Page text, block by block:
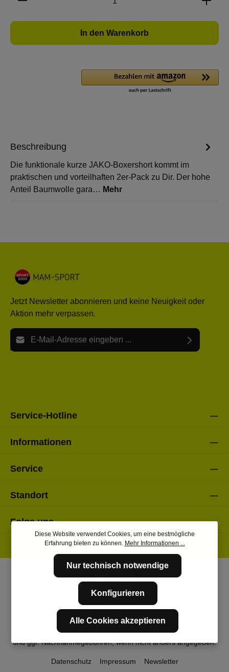
In den Warenkorb
Beschreibung
Die funktionale kurze JAKO-Boxershort kommt im
praktischen und vorteilhaften 2er-Pack zu Dir. Der hohe
Anteil Baumwolle gara… Mehr
Jetzt Newsletter abonnieren und keine Neuigkeit oder
Aktion mehr verpassen.
E-Mail-Adresse*
Service-Hotline
Informationen
Service
Standort
Folge uns
* Alle Preise inkl. gesetzl. Mehrwertsteuer zzgl.Versandkosten
und ggf. Nachnahmegebühren, wenn nicht anders angegeben.
Datenschutz Impressum Newsletter
Diese Website verwendet Cookies, um eine bestmögliche
Erfahrung bieten zu können. Mehr Informationen ...
Nur technisch notwendige
Konfigurieren
Alle Cookies akzeptieren